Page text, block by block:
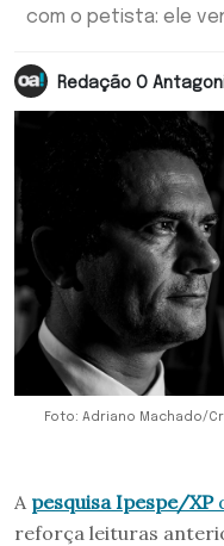
com o petista: ele
Redação O
Foto: Adriano Machado/
A pesquisa Ipespe/XP
reforça leituras